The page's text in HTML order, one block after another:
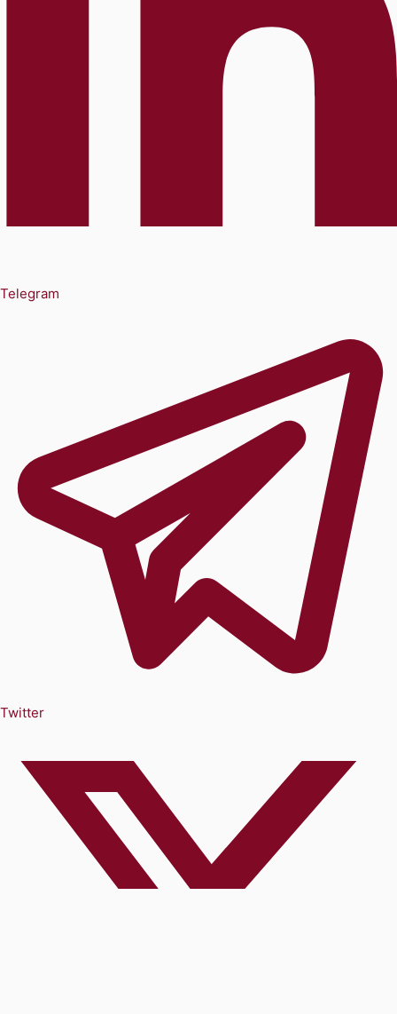
Telegram
Twitter